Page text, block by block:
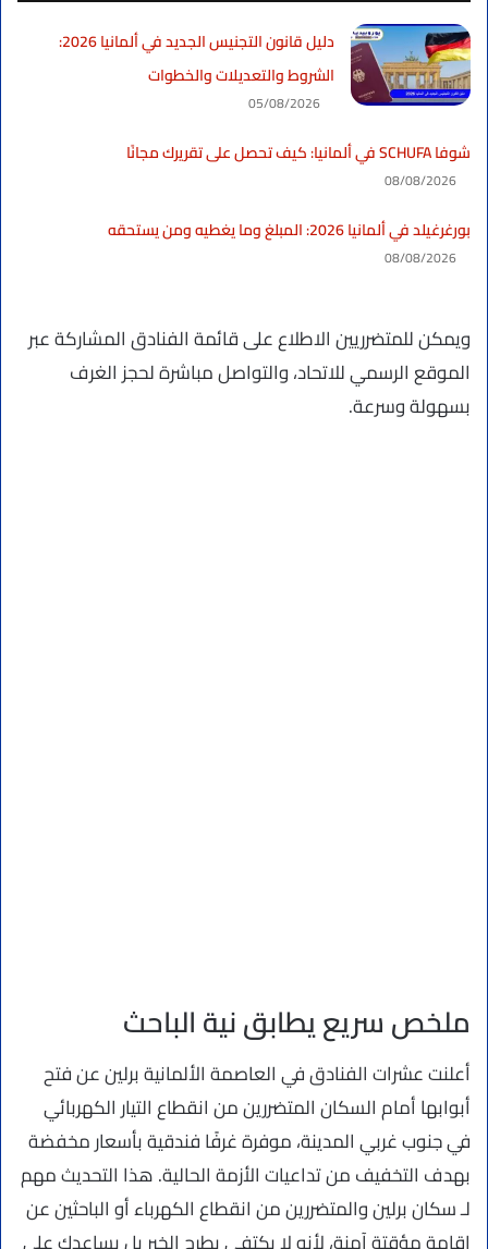
دليل قانون التجنيس الجديد في ألمانيا 2026:
الشروط والتعديلات والخطوات
05/08/2026
شوفا SCHUFA في ألمانيا: كيف تحصل على تقريرك مجانًا
08/08/2026
بورغرغيلد في ألمانيا 2026: المبلغ وما يغطيه ومن يستحقه
08/08/2026
ويمكن للمتضرريين الاطلاع على قائمة الفنادق المشاركة عبر
الموقع الرسمي للاتحاد، والتواصل مباشرة لحجز الغرف
بسهولة وسرعة.
ملخص سريع يطابق نية الباحث
أعلنت عشرات الفنادق في العاصمة الألمانية برلين عن فتح
أبوابها أمام السكان المتضررين من انقطاع التيار الكهربائي
في جنوب غربي المدينة، موفرة غرفًا فندقية بأسعار مخفضة
بهدف التخفيف من تداعيات الأزمة الحالية. هذا التحديث مهم
لـ سكان برلين والمتضررين من انقطاع الكهرباء أو الباحثين عن